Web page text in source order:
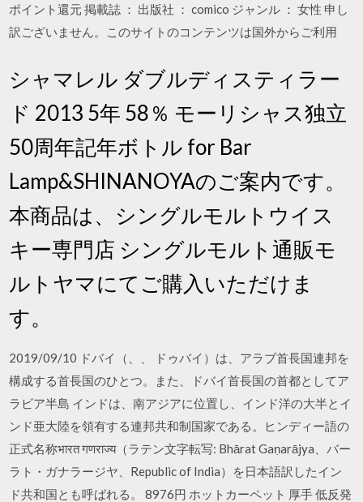
ポイント還元 掲載誌 ： 出版社 ： comico ジャンル ： 女性 申し
訳ございません。このサイトのコンテンツは国外からご利用
シャマレル ダブルディスティラー
ド 2013 5年 58％ モーリシャス独立
50周年記年ボトル for Bar
Lamp&SHINANOYAのご案内です。
本商品は、シングルモルトウイス
キー専門店 シングルモルト通販モ
ルトヤマにてご購入いただけま
す。
2019/09/10 ドバイ（、、 ドゥバイ）は、アラブ首長国連邦を
構成する首長国のひとつ。また、ドバイ首長国の首都としてア
ラビア半島 インドは、南アジアに位置し、インド洋の大半とイ
ンド亜大陸を領有する連邦共和制国家である。ヒンディー語の
正式名称भारत गणराज्य（ラテン文字転写: Bhārat Gaṇarājya、バー
ラト・ガナラージヤ、Republic of India）を日本語訳したイン
ド共和国とも呼ばれる。 8976円 ホットカーペット 厚手 低反発